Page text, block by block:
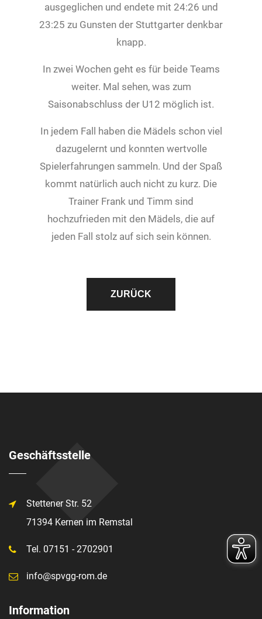
ausgeglichen und endete mit 24:26 und
23:25 zu Gunsten der Stuttgarter denkbar
knapp.
In zwei Wochen geht es für beide Teams
weiter. Mal sehen, was zum
Saisonabschluss der U12 möglich ist.
In jedem Fall haben die Mädels schon viel
dazugelernt und konnten wertvolle
Spielerfahrungen sammeln. Und der Spaß
kommt natürlich auch nicht zu kurz. Die
Trainer Frank und Timm sind
hochzufrieden mit den Mädels, die auf
jeden Fall stolz auf sich sein können.
ZURÜCK
Geschäftsstelle
Stettener Str. 52
71394 Kernen im Remstal
Tel. 07151 - 2702901
info@spvgg-rom.de
Information